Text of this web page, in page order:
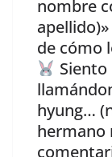
nombre
de cómo
hyung…
hermano